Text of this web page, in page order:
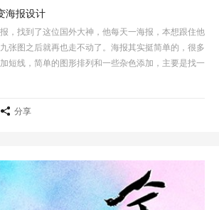
海报设计
，找到了这位国外大神，他每天一海报，本想跟住他
张图之后就再也走不动了。海报其实挺简单的，很多
短线，简单的图形排列和一些杂色添加，主要是找一
分享